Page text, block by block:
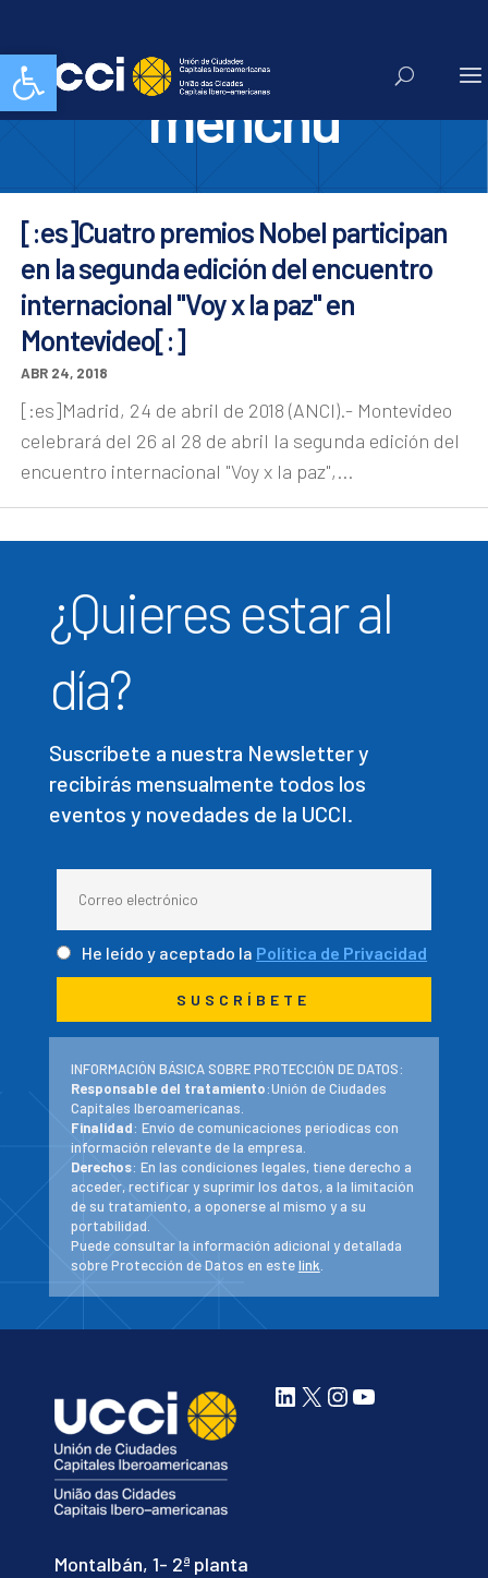
Abrir barra de herramientasrigoberta
menchu
[:es]Cuatro premios Nobel participan
en la segunda edición del encuentro
internacional "Voy x la paz" en
Montevideo[:]
ABR 24, 2018
[:es]Madrid, 24 de abril de 2018 (ANCI).- Montevideo
celebrará del 26 al 28 de abril la segunda edición del
encuentro internacional "Voy x la paz",...
¿Quieres estar al
día?
Suscríbete a nuestra Newsletter y
recibirás mensualmente todos los
eventos y novedades de la UCCI.
He leído y aceptado la Política de Privacidad
INFORMACIÓN BÁSICA SOBRE PROTECCIÓN DE DATOS:
Responsable del tratamiento:Unión de Ciudades
Capitales Iberoamericanas.
Finalidad: Envío de comunicaciones periodicas con
información relevante de la empresa.
Derechos: En las condiciones legales, tiene derecho a
acceder, rectificar y suprimir los datos, a la limitación
de su tratamiento, a oponerse al mismo y a su
portabilidad.
Puede consultar la información adicional y detallada
sobre Protección de Datos en estelink
Montalbán, 1- 2ª planta
LinkedIn
X Instagram
YouTube